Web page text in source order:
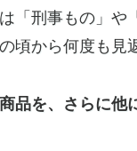
「刑事もの」
頃から何度も見
商品を、さらに他